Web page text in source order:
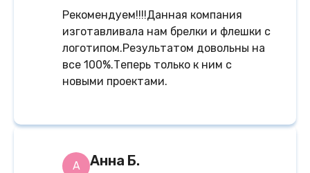
Рекомендуем!!!!Данная компания
изготавливала нам брелки и флешки с
логотипом.Результатом довольны на
все 100%.Теперь только к ним с
новыми проектами.
А Анна Б.